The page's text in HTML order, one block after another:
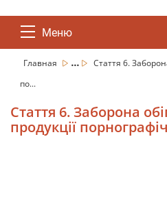
Меню
Главная ...
Стаття 6.
по...
Стаття 6. Заборона
продукції